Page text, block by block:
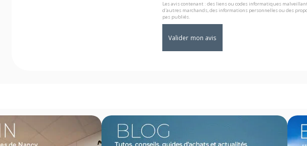
Les avis contenant : des liens ou codes informatiques
d'autres marchands, des informations personnelles ou des
pas publiés.